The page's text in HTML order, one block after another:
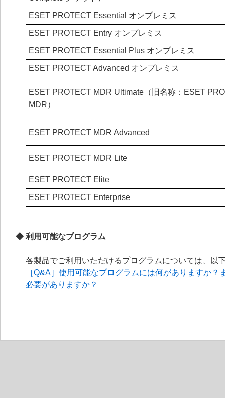
ESET PROTECT Essential オンプレミス
ESET PROTECT Entry オンプレミス
ESET PROTECT Essential Plus オンプレミス
ESET PROTECT Advanced オンプレミス
ESET PROTECT MDR Ultimate（旧名称：ESET
MDR）
ESET PROTECT MDR Advanced
ESET PROTECT MDR Lite
ESET PROTECT Elite
ESET PROTECT Enterprise
◆ 利用可能なプログラム
各製品でご利用いただけるプログラムについては、以
［Q&A］使用可能なプログラムには何がありますか
必要がありますか？